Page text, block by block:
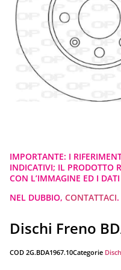
IMPORTANTE: I
INDICATIVI; IL PRODOTTO
CON L’IMMAGINE ED I
NEL DUBBIO, CONTATTACI.
Dischi Freno
COD 2G.BDA1967.10Categorie